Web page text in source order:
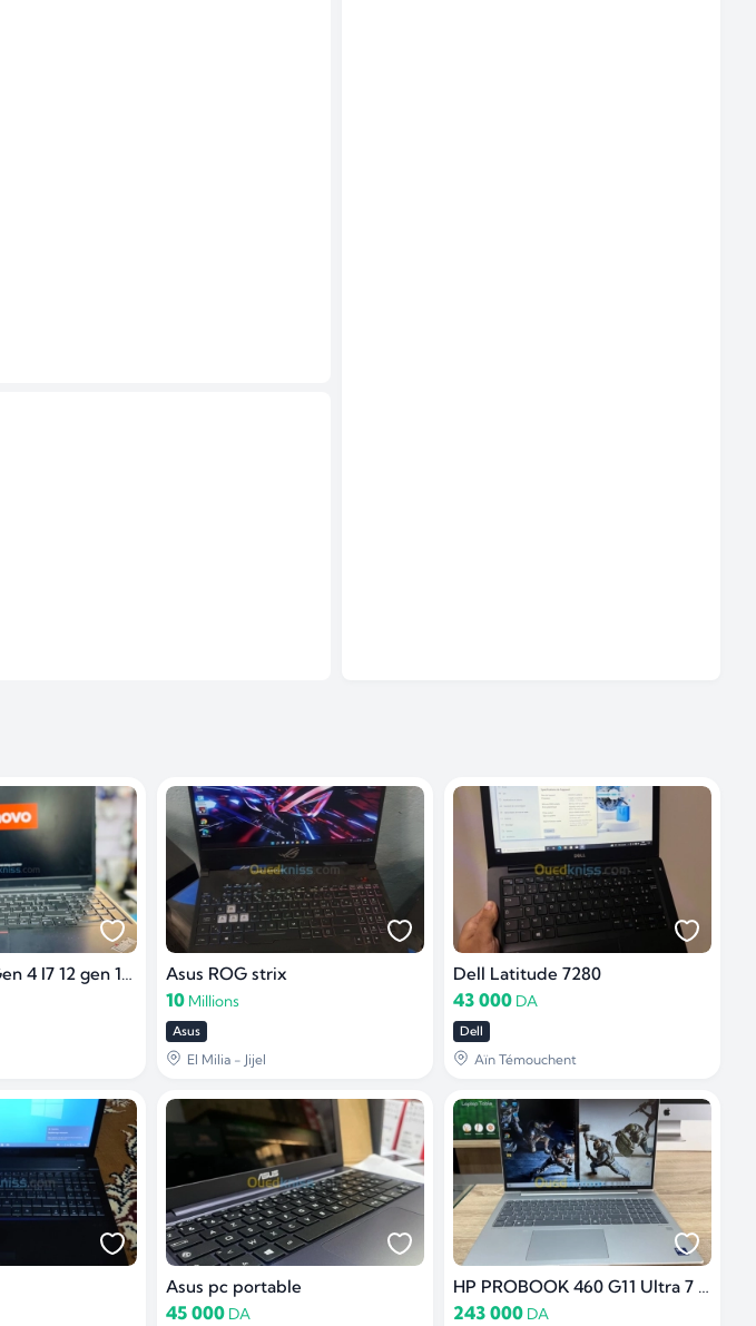
ThinkPad E15 Gen 4 I7 12 gen 16GB/ 512 SSD Asus ROG strix
10 Millions
Asus
El Milia - Jijel
Dell Latitude 7280
43 000 DA
Dell
Aïn Témouchent
Asus pc portable
45 000 DA
HP PROBOOK 460 G11 Ultra 7 155H
243 000 DA